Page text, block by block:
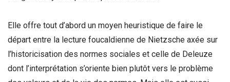
Elle offre tout d’abord un moyen heuristique de faire le
départ entre la lecture foucaldienne de Nietzsche axée sur
l’historicisation des normes sociales et celle de Deleuze
dont l’interprétation s’oriente bien plutôt vers le problème